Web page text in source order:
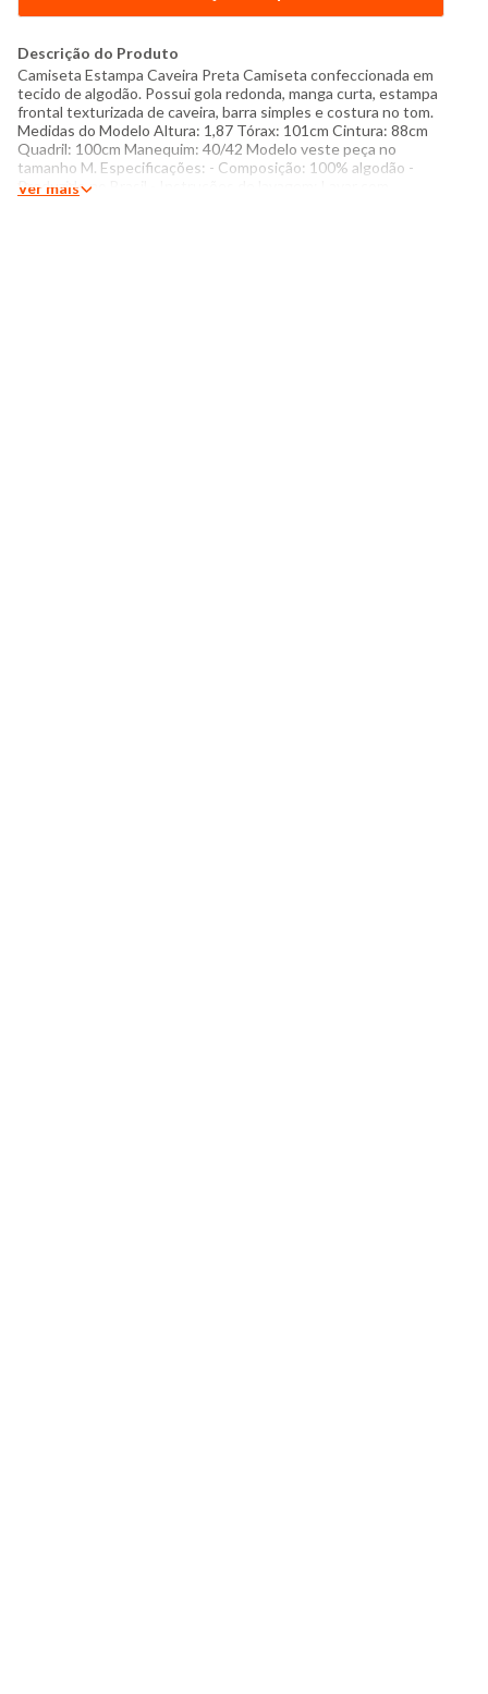
Descrição do Produto
Camiseta Estampa Caveira Preta Camiseta confeccionada em
tecido de algodão. Possui gola redonda, manga curta, estampa
frontal texturizada de caveira, barra simples e costura no tom.
Medidas do Modelo Altura: 1,87 Tórax: 101cm Cintura: 88cm
Quadril: 100cm Manequim: 40/42 Modelo veste peça no
tamanho M. Especificações: - Composição: 100% algodão -
Produzido no Brasil - Instruções de lavagem: Lavar com
Ver mais